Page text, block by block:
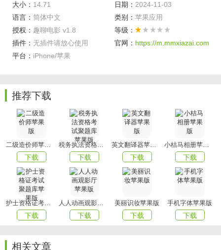
觉得，无关别人;
软件亮点
1、将各种影视剧的信息都综合到一起，不同的影视根据观众
2、你可以结合系统给出的推荐或者是目前火爆的影视资源，
合理的制定自己的时间来选择观看，同时对于自己所看的电
影进行一个及时的评分。
喜欢小编为您带来的趣聊电影吗？ mmxiazai
为您提供最好用
的软件，为您带来最好玩的游戏！
大小： 14.71 日期： 2024-11-03
语言： 简体中文 类别： 苹果应用
授权： 趣聊电影 v1.8
等级：
插件： 无插件请放心使用 官网： https://m.mmxiazai.com
平台： iPhone/苹果
推荐下载
二级造价师苹果版
下载
税务执法资格考试聚题库苹果版
下载
英文翻译器苹果版
下载
小桔马相册苹果版
下载
护士资格证考试聚题库苹果版
下载
人人动画观影厅苹果版
下载
美丽识妆苹果版
下载
手机字体苹果版
下载
相关文章